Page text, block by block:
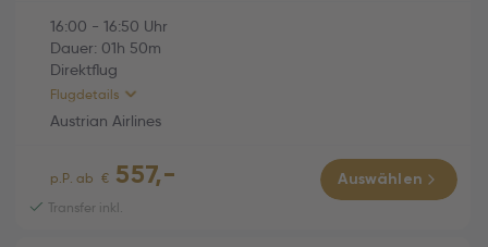
HINFLUG (Direktflug)
Austrian Airlines (OS781)
So., 04.10.2026
12:20 Burgas (BOJ)
16:00 - 16:50 Uhr
Dauer: 01h 50m
Direktflug
Flugdetails
Austrian Airlines
RÜCKFLUG (Direktflug) 01h 50m
p.P. ab € 557,-
Transfer inkl.
Auswählen